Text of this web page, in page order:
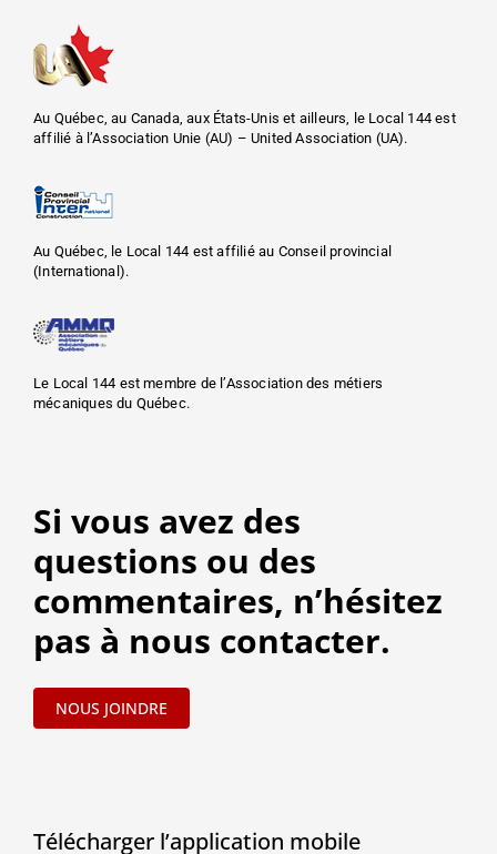
Au Québec, au Canada, aux États-Unis et ailleurs, le Local 144 est
affilié à l’Association Unie (AU) – United Association (UA).
Au Québec, le Local 144 est affilié au Conseil provincial
(International).
Le Local 144 est membre de l’Association des métiers
mécaniques du Québec.
Si vous avez des
questions ou des
commentaires, n’hésitez
pas à nous contacter.
NOUS JOINDRE
Télécharger l’application mobile